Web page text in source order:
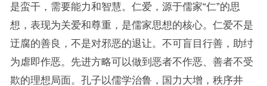
是蛮干，需要能力和智慧。仁爱，源于儒家“仁”的思
想，表现为关爱和尊重，是儒家思想的核心。仁爱不是
迂腐的善良，不是对邪恶的退让。不可盲目行善，助纣
为虐即作恶。先进方略可以做到恶者不作恶、善者不受
欺的理想局面。孔子以儒学治鲁，国力大增，秩序井